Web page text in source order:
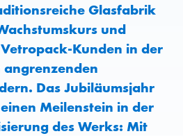
Glasfabrik
und
Kunden in der
Das Jubiläumsjahr
Meilenstein in der
des Werks: Mit